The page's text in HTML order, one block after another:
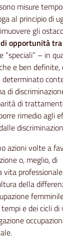
misure
al principio di
gli
opportunità
“speciali” – in
e ben definite,
di
di
rimedio agli
azioni volte a
o, meglio, di
vita
della
e dei cicli di